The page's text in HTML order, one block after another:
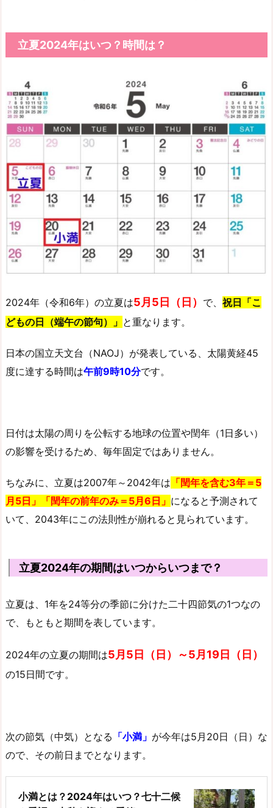
立夏2024年はいつ？時間は？
2024年（令和6年）の立夏は5月5日（日） で、祝日「こ
どもの日（端午の節句）」 と重なります。
日本の国立天文台（NAOJ）が発表している、太陽黄経45
度に達する時間は午前9時10分です。
日付は太陽の周りを公転する地球の位置や閏年（1日多い）
の影響を受けるため、毎年固定ではありません。
ちなみに、立夏は2007年～2042年は 「閏年を含む3年＝5
月5日」「閏年の前年のみ＝5月6日」 になると予測されて
いて、2043年にこの法則性が崩れると見られています。
立夏2024年の期間はいつからいつまで？
立夏は、1年を24等分の季節に分けた二十四節気の1つなの
で、もともと期間を表しています。
2024年の立夏の期間は5月5日（日）～5月19日（日）
の15日間です。
次の節気（中気）となる 「小満」 が今年は5月20日（日）な
ので、その前日までとなります。
小満とは？2024年はいつ？七十二候